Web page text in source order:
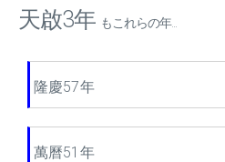
天啟3年 もこれらの年...
隆慶57年
萬曆51年